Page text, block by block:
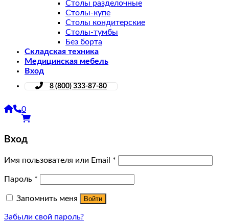
Столы разделочные
Столы-купе
Столы кондитерские
Столы-тумбы
Без борта
Складская техника
Медицинская мебель
Вход
8 (800) 333-87-80
0
Вход
Имя пользователя или Email *
Пароль *
Запомнить меня Войти
Забыли свой пароль?